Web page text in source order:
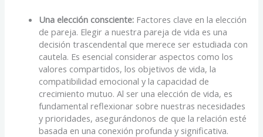
Una elección consciente: Factores clave en la elección
de pareja. Elegir a nuestra pareja de vida es una
decisión trascendental que merece ser estudiada con
cautela. Es esencial considerar aspectos como los
valores compartidos, los objetivos de vida, la
compatibilidad emocional y la capacidad de
crecimiento mutuo. Al ser una elección de vida, es
fundamental reflexionar sobre nuestras necesidades
y prioridades, asegurándonos de que la relación esté
basada en una conexión profunda y significativa.